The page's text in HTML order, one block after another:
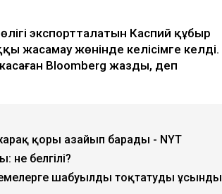
экспортталатын Каспий құбыр
жасамау жөнінде келісімге келді.
Bloomberg жазды, деп
қоры азайып барады - NYT
не белгілі?
шабуылды тоқтатуды ұсынды